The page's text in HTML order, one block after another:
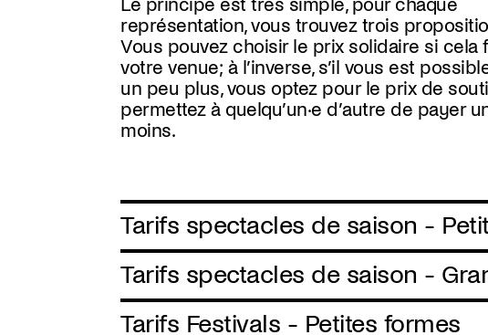
Le principe est très simple, pour chaque
représentation, vous trouvez trois
Vous pouvez choisir le prix solidaire si cela
votre venue; à l’inverse, s’il vous est
un peu plus, vous optez pour le prix de
permettez à quelqu’un·e d’autre de payer
moins.
Tarifs spectacles de saison -
Tarifs spectacles de saison -
Tarifs Festivals - Petites formes